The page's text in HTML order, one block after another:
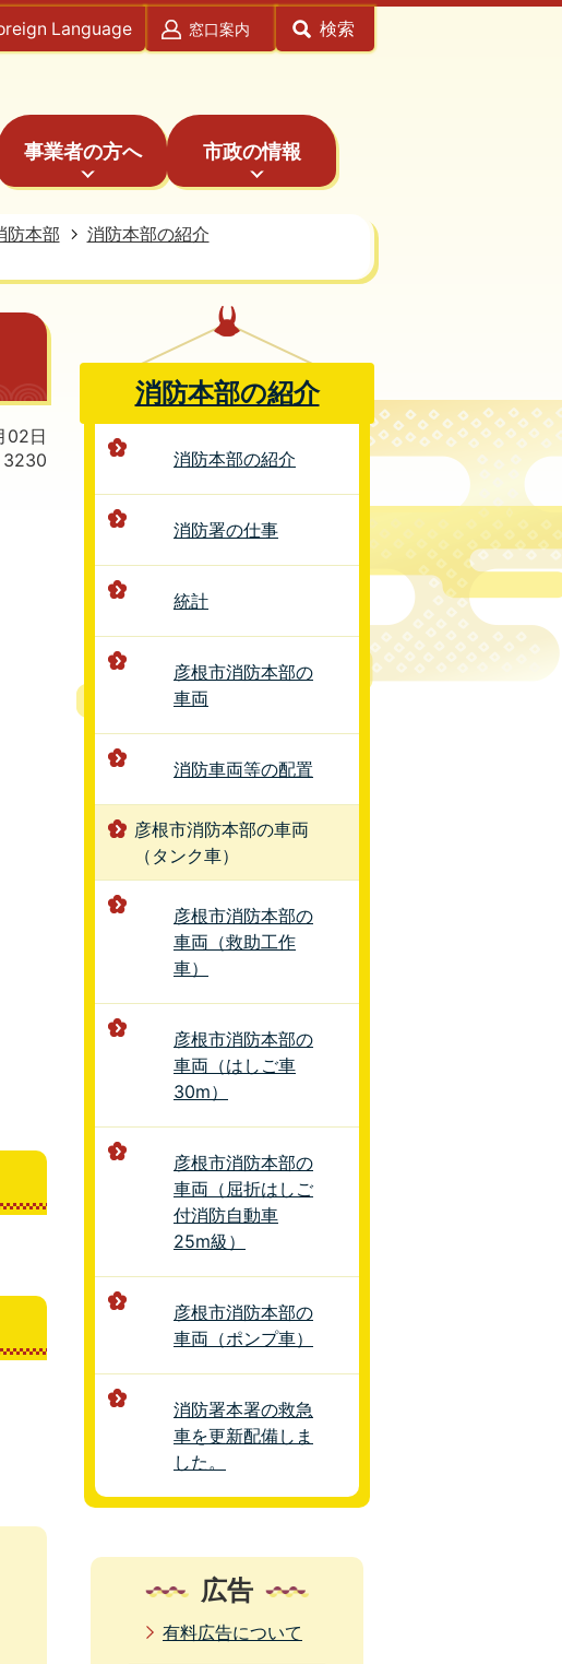
Language 窓口案内 検索
事業者の方へ 市政の情報
防本部
消防本部の紹介
02日
3230
消防本部の紹介
消防本部の紹介
消防署の仕事
統計
彦根市消防本部の
車両
消防車両等の配置
彦根市消防本部の車両
（タンク車）
彦根市消防本部の
車両（救助工作
車）
彦根市消防本部の
車両（はしご車
30m）
彦根市消防本部の
車両（屈折はしご
付消防自動車
25m級）
彦根市消防本部の
車両（ポンプ車）
消防署本署の救急
車を更新配備しま
した。
広告
有料広告について